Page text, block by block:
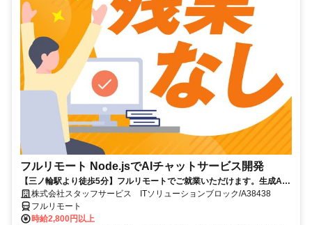
フルリモート Node.jsでAIチャットサービス開発
【三ノ輪駅より徒歩5分】フルリモートでご就業いただけます。生成AI
を活用したサービス開発に携われます。企画提案から改善まで幅広く関
われる環境です☆
株式会社スタッフサービス ITソリューションブロック/A38438
フルリモート
時給2,800円以上